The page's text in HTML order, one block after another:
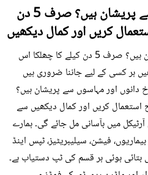
سرخ دانوں اور مہاسوں سے پریشان ہیں؟ صرف 5 دن
کریں اور کمال دیکھیں
سرخ دانوں اور مہاسوں سے پریشان ہیں؟ صرف 5 دن کیلے کا چھلکا اس
ہر کسی کے لیے جاننا ضروری ہیں
دانوں اور مہاسوں سے پریشان ہیں؟
استعمال کریں اور کمال دیکھیں سے
میں بآسانی مل جائے گی۔ ہمارے
فیشن، سیلیبریٹیز، ٹپس اینڈ
ہوئی ہر قسم کی ٹپ دستیاب ہے۔